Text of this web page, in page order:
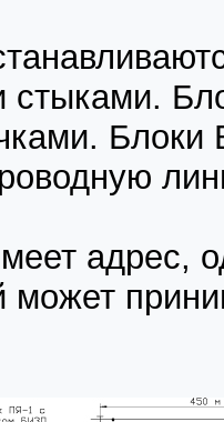
Блоки
адрес,
может